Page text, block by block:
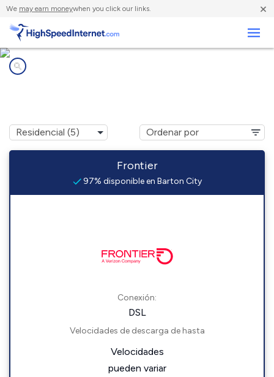
We may earn moneywhen you click our links. ×
Frontier
97% disponible en Barton City
Conexión:
DSL
Velocidades de descarga de hasta
Velocidades
pueden variar